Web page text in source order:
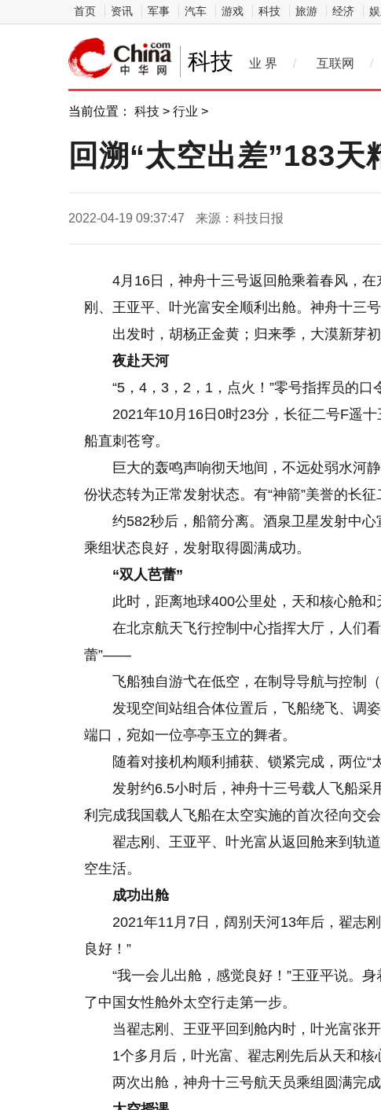
首页 资讯 军事 汽车 游戏 科技 旅游 经济
科技 业 界 / 互联网 /
当前位置： 科技 > 行业 >
回溯“太空出差”183天
2022-04-19 09:37:47 来源：科技日报
4月16日，神舟十三号返回舱乘着春风，
刚、王亚平、叶光富安全顺利出舱。神舟十三
出发时，胡杨正金黄；归来季，大漠新芽
夜赴天河
“5，4，3，2，1，点火！”零号指挥员的口
2021年10月16日0时23分，长征二号F遥
船直刺苍穹。
巨大的轰鸣声响彻天地间，不远处弱水河
份状态转为正常发射状态。有“神箭”美誉的长
约582秒后，船箭分离。酒泉卫星发射中
乘组状态良好，发射取得圆满成功。
“双人芭蕾”
此时，距离地球400公里处，天和核心舱和
在北京航天飞行控制中心指挥大厅，人们
蕾”——
飞船独自游弋在低空，在制导导航与控制
发现空间站组合体位置后，飞船绕飞、调
端口，宛如一位亭亭玉立的舞者。
随着对接机构顺利捕获、锁紧完成，两位“
发射约6.5小时后，神舟十三号载人飞船采
利完成我国载人飞船在太空实施的首次径向交会
翟志刚、王亚平、叶光富从返回舱来到轨
空生活。
成功出舱
2021年11月7日，阔别天河13年后，翟志
良好！”
“我一会儿出舱，感觉良好！”王亚平说。
了中国女性舱外太空行走第一步。
当翟志刚、王亚平回到舱内时，叶光富张
1个多月后，叶光富、翟志刚先后从天和核
两次出舱，神舟十三号航天员乘组圆满完成